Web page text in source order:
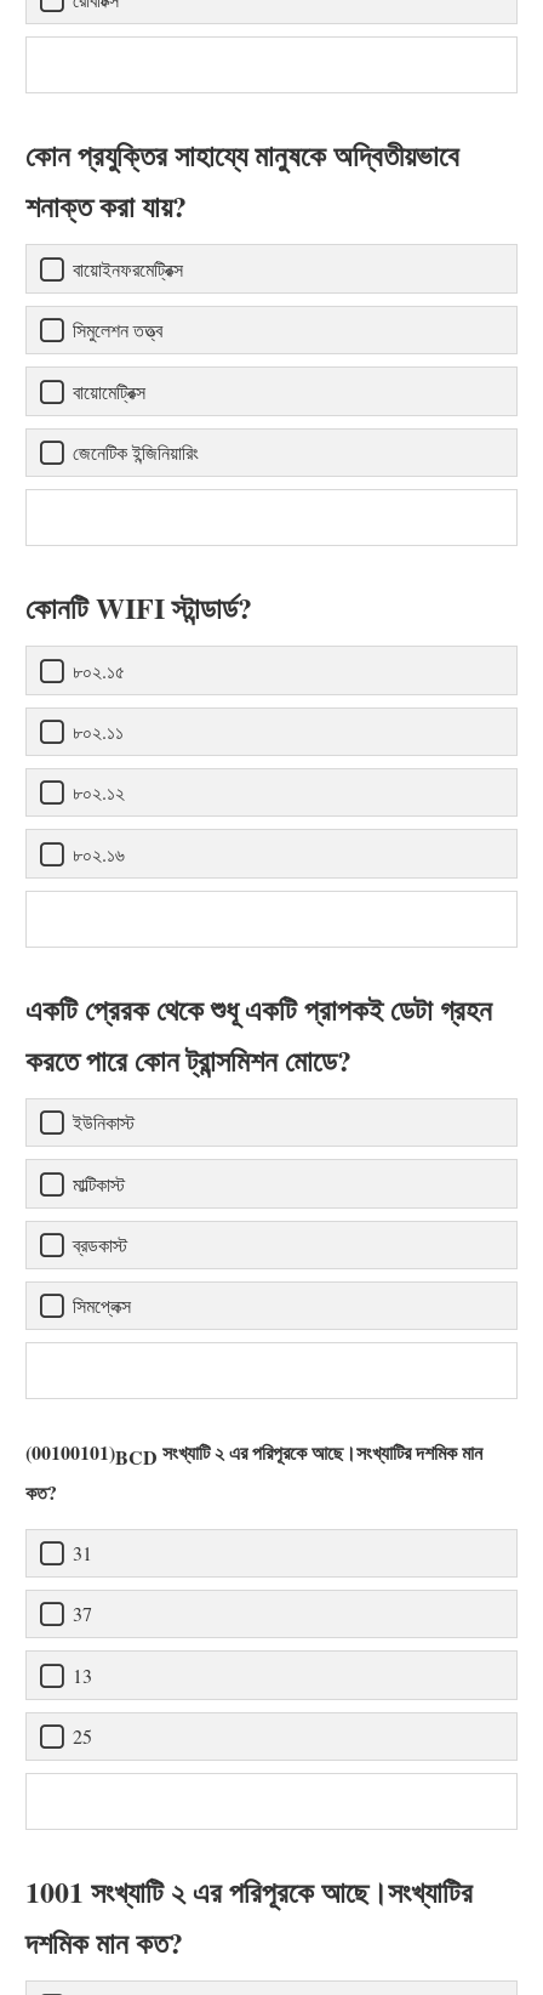
কোন প্রযুক্তির সাহায্যে মানুষকে অদ্বিতীয়ভাবে
শনাক্ত করা যায়?
বায়োইনফরমেট্রিক্স
সিমুলেশন তত্ত্ব
বায়োমেট্রিক্স
জেনেটিক ইন্জিনিয়ারিং
কোনটি WIFI স্টান্ডার্ড?
৮০২.১৫
৮০২.১১
৮০২.১২
৮০২.১৬
একটি প্রেরক থেকে শুধূ একটি প্রাপকই ডেটা গ্রহন
করতে পারে কোন ট্রান্সমিশন মোডে?
ইউনিকাস্ট
মাল্টিকাস্ট
ব্রডকাস্ট
সিমপ্লেক্স
(00100101)BCD সংখ্যাটি ২ এর পরিপূরকে আছে।সংখ্যাটির দশমিক মান
কত?
31
37
13
25
1001 সংখ্যাটি ২ এর পরিপূরকে আছে।সংখ্যাটির
দশমিক মান কত?